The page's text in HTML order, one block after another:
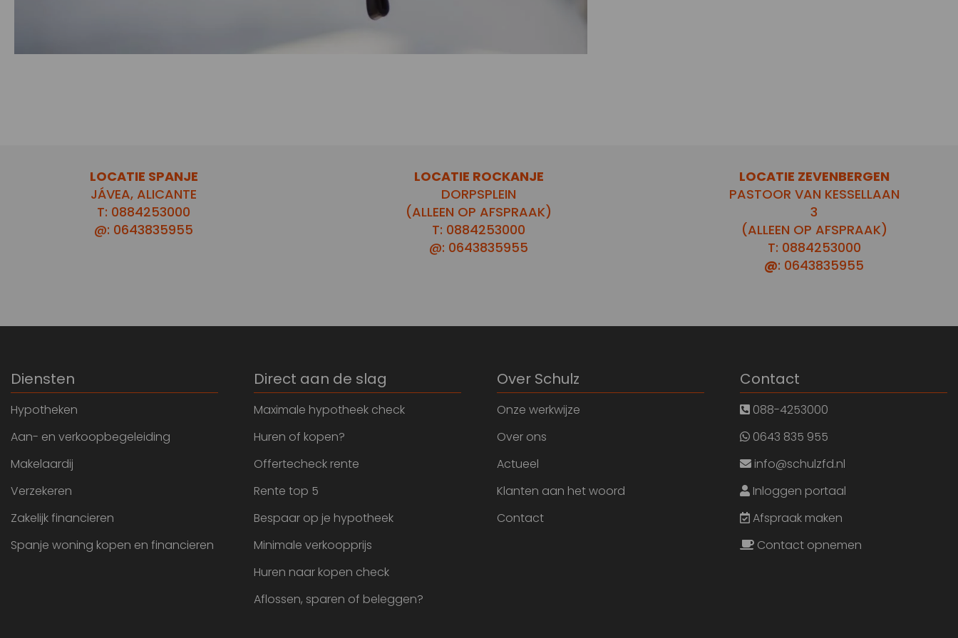
LOCATIE SPANJE
JÁVEA, ALICANTE
T: 0884253000
@: 0643835955
LOCATIE ROCKANJE
DORPSPLEIN
(ALLEEN OP AFSPRAAK)
T: 0884253000
@: 0643835955
LOCATIE ZEVENBERGEN
PASTOOR VAN KESSELLAAN
3
(ALLEEN OP AFSPRAAK)
T: 0884253000
@: 0643835955
Diensten
Hypotheken
Aan- en verkoopbegeleiding
Makelaardij
Verzekeren
Zakelijk financieren
Spanje woning kopen en financieren
Direct aan de slag
Maximale hypotheek check
Huren of kopen?
Offertecheck rente
Rente top 5
Bespaar op je hypotheek
Minimale verkoopprijs
Huren naar kopen check
Aflossen, sparen of beleggen?
Over Schulz
Onze werkwijze
Over ons
Actueel
Klanten aan het woord
Contact
Contact
088-4253000
0643 835 955
info@schulzfd.nl
Inloggen portaal
Afspraak maken
Contact opnemen